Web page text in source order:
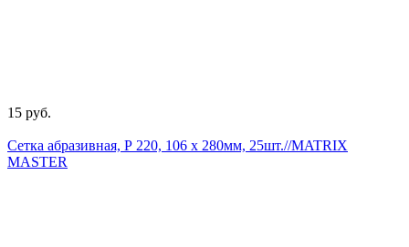
15 руб.
Сетка абразивная, Р 220, 106 х 280мм, 25шт.//MATRIX
MASTER